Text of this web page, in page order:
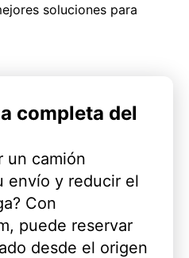
soluciones para
completa del
un camión
envío y reducir el
Con
puede reservar
desde el origen